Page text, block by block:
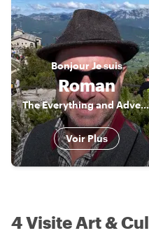
BonjourJe suis
Roman
The Everything and Adventurous Guide
Voir Plus
4 Visite Art &